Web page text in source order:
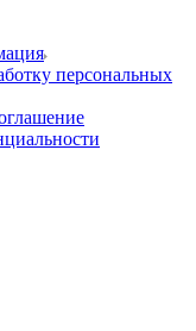
персональных